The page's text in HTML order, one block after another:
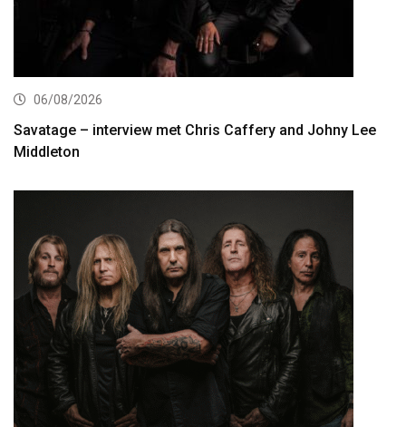
06/08/2026
Savatage – interview met Chris Caffery and Johny Lee
Middleton